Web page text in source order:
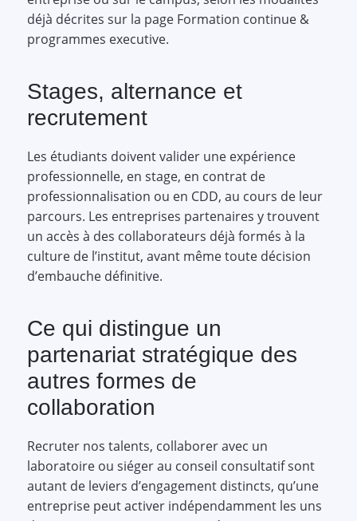
déjà décrites sur la page Formation continue &
programmes executive.
Stages, alternance et
recrutement
Les étudiants doivent valider une expérience
professionnelle, en stage, en contrat de
professionnalisation ou en CDD, au cours de leur
parcours. Les entreprises partenaires y trouvent
un accès à des collaborateurs déjà formés à la
culture de l’institut, avant même toute décision
d’embauche définitive.
Ce qui distingue un
partenariat stratégique des
autres formes de
collaboration
Recruter nos talents, collaborer avec un
laboratoire ou siéger au conseil consultatif sont
autant de leviers d’engagement distincts, qu’une
entreprise peut activer indépendamment les uns